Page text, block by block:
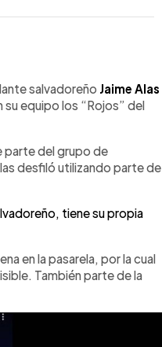
salvadoreño Jaime Alas
equipo los “Rojos” del
parte del grupo de
desfiló utilizando parte de
tiene su propia
en la pasarela, por la cual
También parte de la